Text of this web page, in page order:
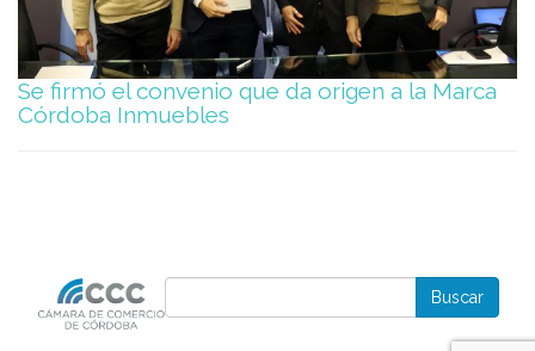
Se firmó el convenio que da origen a la Marca
Córdoba Inmuebles